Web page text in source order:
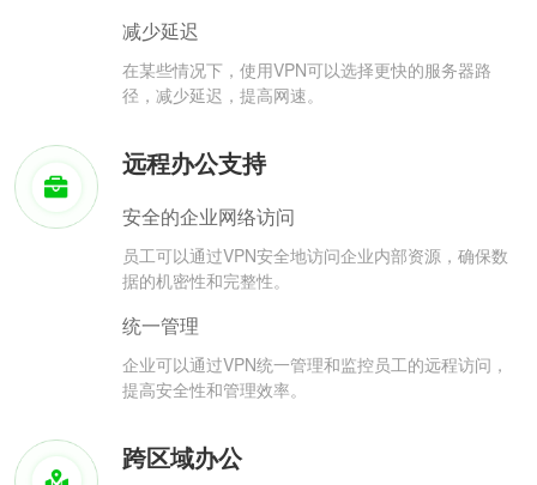
减少延迟
在某些情况下，使用VPN可以选择更快的服务器路
径，减少延迟，提高网速。
远程办公支持
安全的企业网络访问
员工可以通过VPN安全地访问企业内部资源，确保数
据的机密性和完整性。
统一管理
企业可以通过VPN统一管理和监控员工的远程访问，
提高安全性和管理效率。
跨区域办公